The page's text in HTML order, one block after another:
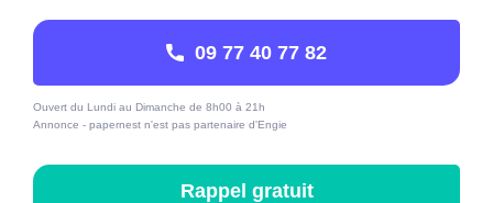
09 77 40 77 82
Ouvert du Lundi au Dimanche de 8h00 à 21h
Annonce - papernest n'est pas partenaire d'Engie
Rappel gratuit